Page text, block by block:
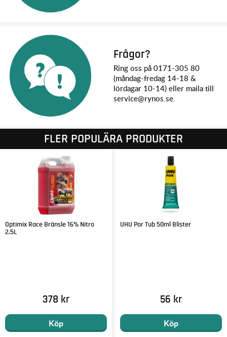
Frågor?
Ring oss på 0171-305 80
(måndag-fredag 14-18 &
lördagar 10-14) eller maila till
service@rynos.se.
FLER POPULÄRA PRODUKTER
Optimix Race Bränsle 16% Nitro
2,5L
378 kr
Köp
UHU Por Tub 50ml Blister
56 kr
Köp